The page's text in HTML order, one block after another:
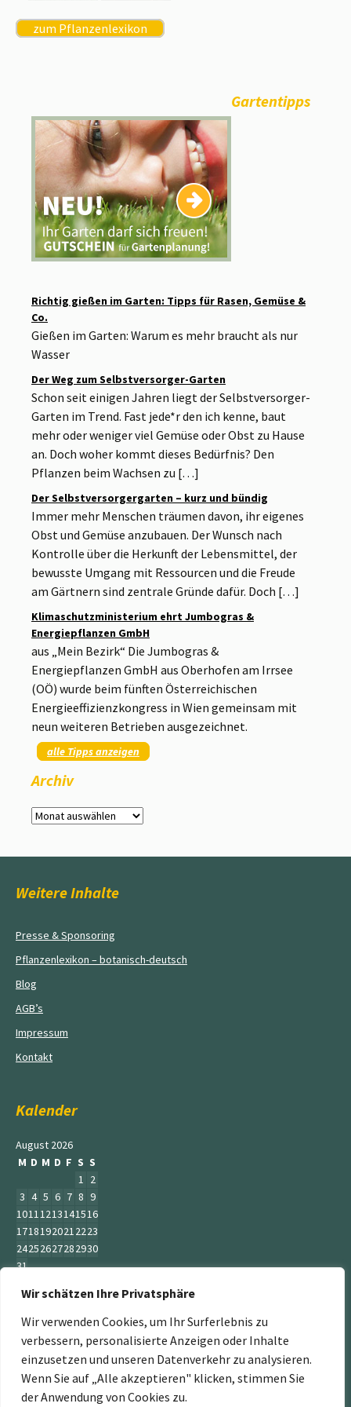
Wir schätzen Ihre Privatsphäre
Wir verwenden Cookies, um Ihr Surferlebnis zu
verbessern, personalisierte Anzeigen oder Inhalte
einzusetzen und unseren Datenverkehr zu analysieren.
Wenn Sie auf „Alle akzeptieren" klicken, stimmen Sie
der Anwendung von Cookies zu.
zum Pflanzenlexikon
Gartentipps
Richtig gießen im Garten: Tipps für Rasen, Gemüse &
Co.
Gießen im Garten: Warum es mehr braucht als nur
Wasser
Der Weg zum Selbstversorger-Garten
Schon seit einigen Jahren liegt der Selbstversorger-
Garten im Trend. Fast jede*r den ich kenne, baut
mehr oder weniger viel Gemüse oder Obst zu Hause
an. Doch woher kommt dieses Bedürfnis? Den
Pflanzen beim Wachsen zu […]
Der Selbstversorgergarten – kurz und bündig
Immer mehr Menschen träumen davon, ihr eigenes
Obst und Gemüse anzubauen. Der Wunsch nach
Kontrolle über die Herkunft der Lebensmittel, der
bewusste Umgang mit Ressourcen und die Freude
am Gärtnern sind zentrale Gründe dafür. Doch […]
Klimaschutzministerium ehrt Jumbogras &
Energiepflanzen GmbH
aus „Mein Bezirk“ Die Jumbogras &
Energiepflanzen GmbH aus Oberhofen am Irrsee
(OÖ) wurde beim fünften Österreichischen
Energieeffizienzkongress in Wien gemeinsam mit
neun weiteren Betrieben ausgezeichnet.
alle Tipps anzeigen
Archiv
Archiv
Weitere Inhalte
Presse & Sponsoring
Pflanzenlexikon – botanisch-deutsch
Blog
AGB’s
Impressum
Kontakt
Kalender
August 2026
M D M D F S S
1 2
3 4 5 6 7 8 9
10111213141516
17181920212223
24252627282930
31
« Juni
„Der Service Gärtner“ ist ein Teil der Jumbogras &